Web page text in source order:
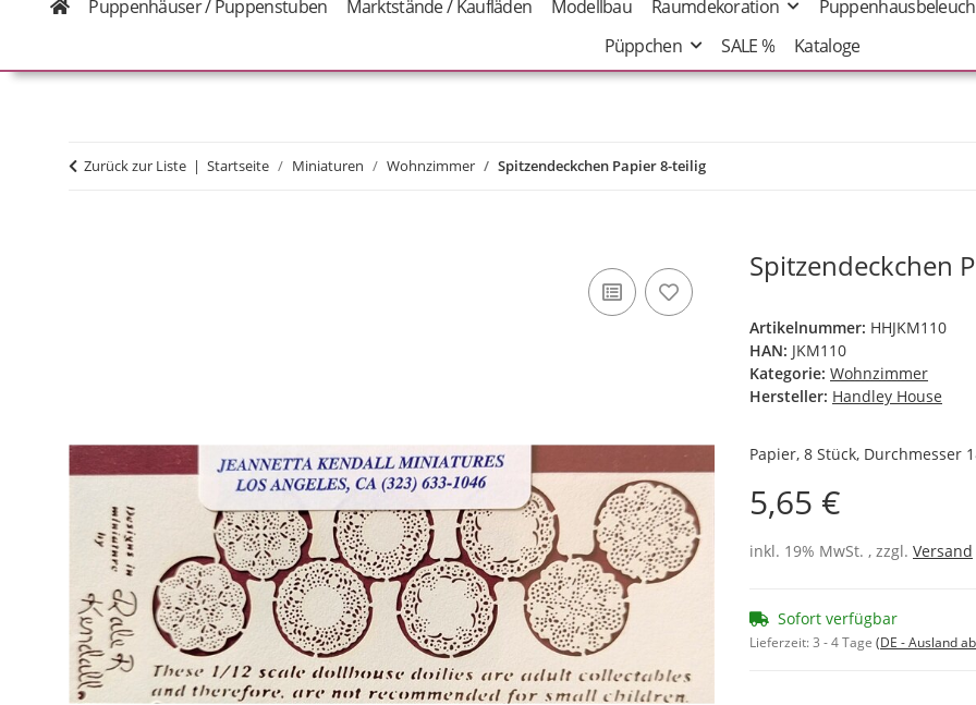
Puppenhäuser / Puppenstuben Marktstände / Kaufläden Modellbau Raumdekoration
Püppchen
SALE % Kataloge
Zurück zur Liste Startseite Miniaturen Wohnzimmer Spitzendeckchen Papier 8-teilig
Spitzendeckchen
Artikelnummer: HHJKM110
HAN: JKM110
Kategorie: Wohnzimmer
Hersteller: Handley House
Papier, 8 Stück, Durchmesser
5,65 €
inkl. 19% MwSt. , zzgl. Versand
Sofort verfügbar
Lieferzeit:3 - 4 Tage (DE - Ausland